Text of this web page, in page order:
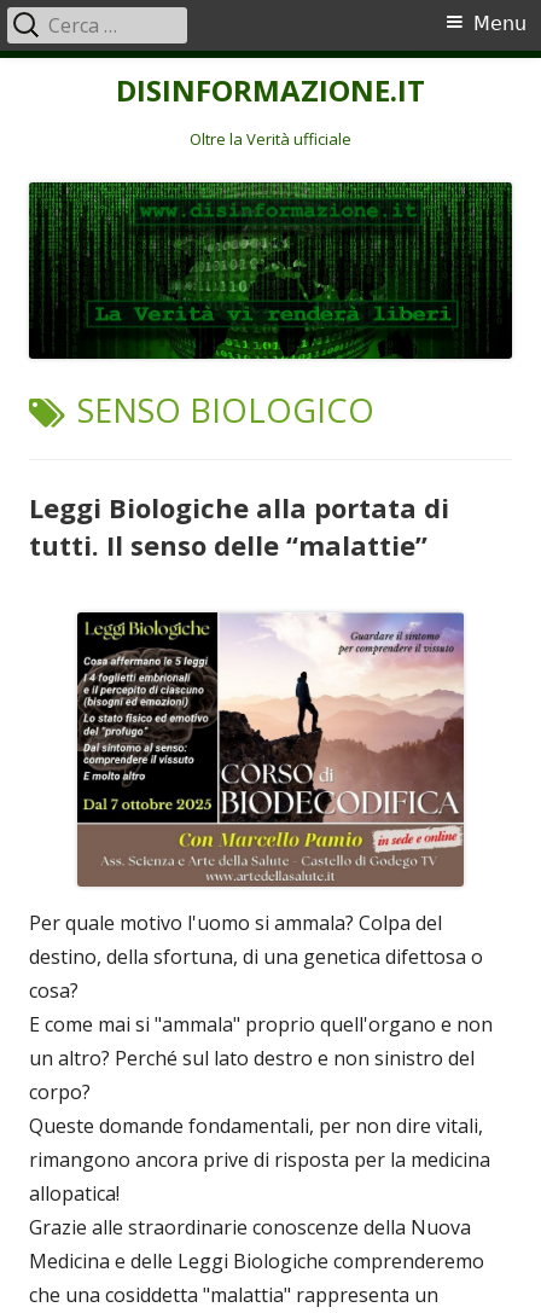
DISINFORMAZIONE.IT
Oltre la Verità ufficiale
Menu
principale
Menu
Ricerca
per:
TAG:
SENSO BIOLOGICO
Leggi Biologiche alla portata di
tutti. Il senso delle “malattie”
Per quale motivo l'uomo si ammala? Colpa del
destino, della sfortuna, di una genetica difettosa o
cosa?
E come mai si "ammala" proprio quell'organo e non
un altro? Perché sul lato destro e non sinistro del
corpo?
Queste domande fondamentali, per non dire vitali,
rimangono ancora prive di risposta per la medicina
allopatica!
Grazie alle straordinarie conoscenze della Nuova
Medicina e delle Leggi Biologiche comprenderemo
che una cosiddetta "malattia" rappresenta un